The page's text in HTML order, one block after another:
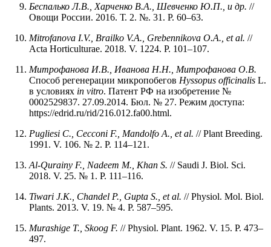
Беспалько Л.В., Харченко В.А., Шевченко Ю.П., и др. //
Овощи России. 2016. Т. 2. №. 31. P. 60–63.
Mitrofanova I.V., Brailko V.A., Grebennikova O.A., et al. //
Acta Horticulturae. 2018. V. 1224. P. 101–107.
Митрофанова И.В., Иванова Н.Н., Митрофанова О.В.
Способ регенерации микропобегов Hyssopus officinalis L.
в условиях in vitro. Патент РФ на изобретение №
0002529837. 27.09.2014. Бюл. № 27. Режим доступа:
https://edrid.ru/rid/216.012.fa00.html.
Pugliesi C., Cecconi F., Mandolfo A., et al. // Plant Breeding.
1991. V. 106. № 2. P. 114–121.
Al-Qurainy F., Nadeem M., Khan S. // Saudi J. Biol. Sci.
2018. V. 25. № 1. P. 111–116.
Tiwari J.K., Chandel P., Gupta S., et al. // Physiol. Mol. Biol.
Plants. 2013. V. 19. № 4. P. 587–595.
Murashige T., Skoog F. // Physiol. Plant. 1962. V. 15. P. 473–
497.